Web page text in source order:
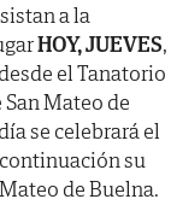
a la
HOY, JUEVES,
desde el Tanatorio
Mateo de
se celebrará el
su
de Buelna.